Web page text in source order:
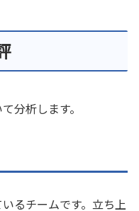
分析します。
るチームです。立ち上